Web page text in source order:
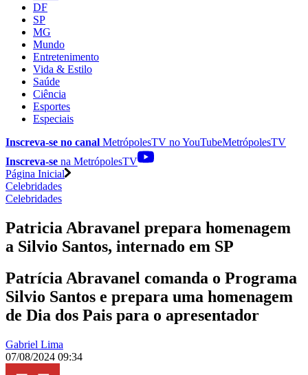
DF
SP
MG
Mundo
Entretenimento
Vida & Estilo
Saúde
Ciência
Esportes
Especiais
Inscreva-se no canal MetrópolesTV noYouTubeMetrópolesTV
Inscreva-se na MetrópolesTV
Página Inicial
Celebridades
Celebridades
Patricia Abravanel prepara homenagem
a Silvio Santos, internado em SP
Patrícia Abravanel comanda o Programa
Silvio Santos e prepara uma homenagem
de Dia dos Pais para o apresentador
Gabriel Lima
07/08/2024 09:34